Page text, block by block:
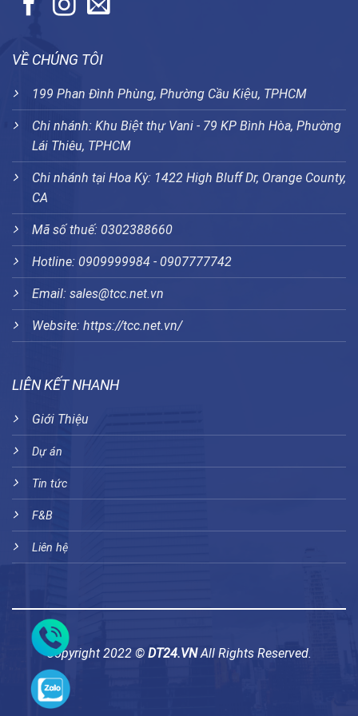
VỀ CHÚNG TÔI
199 Phan Đình Phùng, Phường Cầu Kiệu, TPHCM
Chi nhánh: Khu Biệt thự Vani - 79 KP Bình Hòa, Phường
Lái Thiêu, TPHCM
Chi nhánh tại Hoa Kỳ: 1422 High Bluff Dr, Orange County,
CA
Mã số thuế: 0302388660
Hotline: 0909999984 - 0907777742
Email: sales@tcc.net.vn
Website: https://tcc.net.vn/
LIÊN KẾT NHANH
Giới Thiệu
Dự án
Tin tức
F&B
Liên hệ
Copyright 2022 © DT24.VNAll Rights Reserved.